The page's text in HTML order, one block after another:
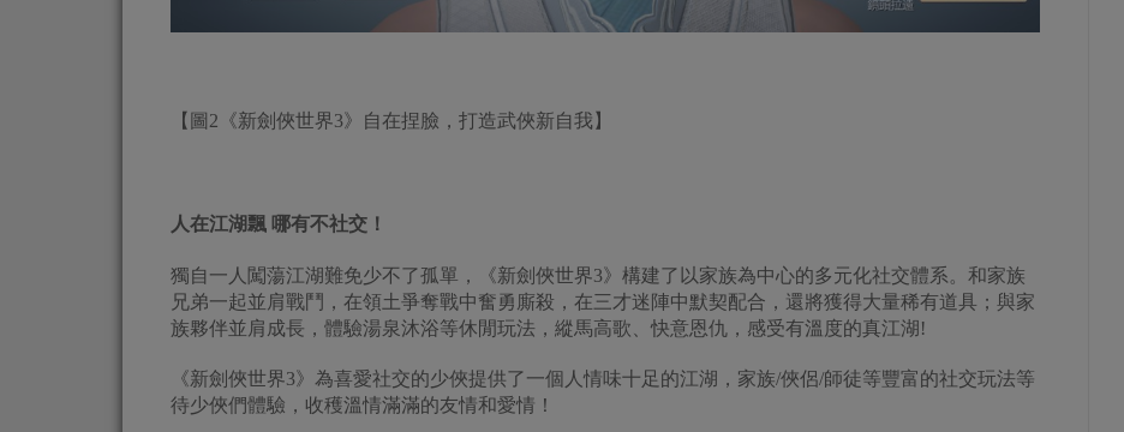
【圖2《新劍俠世界3》自在捏臉，打造武俠新自我】
人在江湖飄 哪有不社交！
獨自一人闖蕩江湖難免少不了孤單，《新劍俠世界3》構建了以家族為中心的多元化社交體系。和家族
兄弟一起並肩戰鬥，在領土爭奪戰中奮勇廝殺，在三才迷陣中默契配合，還將獲得大量稀有道具；與家
族夥伴並肩成長，體驗湯泉沐浴等休閒玩法，縱馬高歌、快意恩仇，感受有溫度的真江湖!
《新劍俠世界3》為喜愛社交的少俠提供了一個人情味十足的江湖，家族/俠侶/師徒等豐富的社交玩法等
待少俠們體驗，收穫溫情滿滿的友情和愛情！